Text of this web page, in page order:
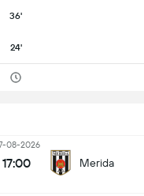
36'
24'
08-2026
17:00 Merida